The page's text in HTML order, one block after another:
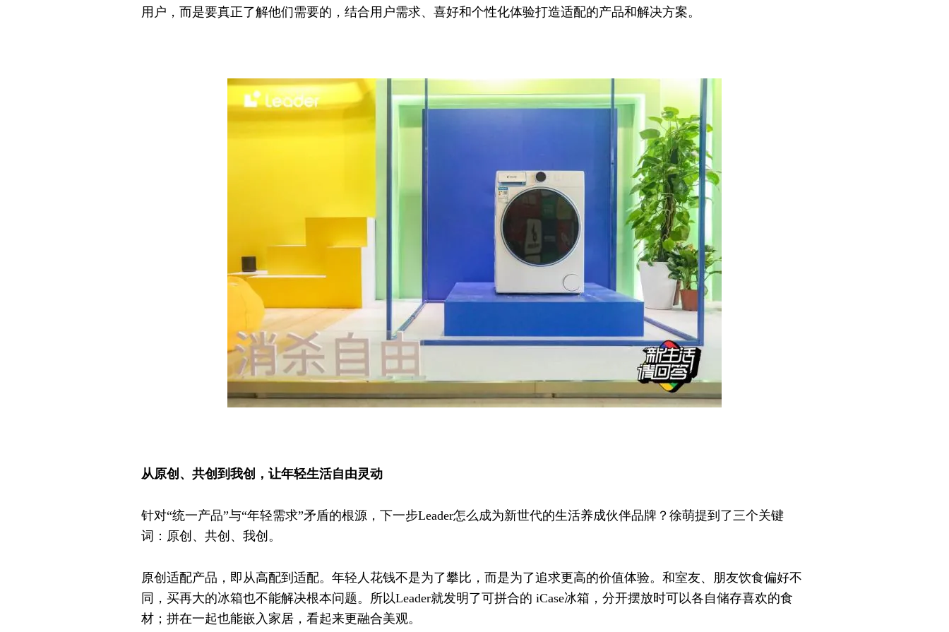
用户，而是要真正了解他们需要的，结合用户需求、喜好和个性化体验打造适配的产品和解决方案。
从原创、共创到我创，让年轻生活自由灵动
针对“统一产品”与“年轻需求”矛盾的根源，下一步Leader怎么成为新世代的生活养成伙伴品牌？徐萌提到了三个关键
词：原创、共创、我创。
原创适配产品，即从高配到适配。年轻人花钱不是为了攀比，而是为了追求更高的价值体验。和室友、朋友饮食偏好不
同，买再大的冰箱也不能解决根本问题。所以Leader就发明了可拼合的 iCase冰箱，分开摆放时可以各自储存喜欢的食
材；拼在一起也能嵌入家居，看起来更融合美观。